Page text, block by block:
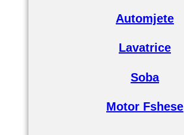
Automjete
Lavatrice
Soba
Motor Fshese